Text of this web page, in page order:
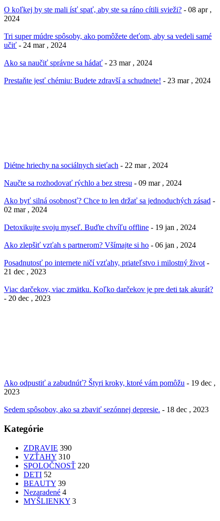
O koľkej by ste mali ísť spať, aby ste sa ráno cítili svieži? - 08 apr ,
2024
Tri super múdre spôsoby, ako pomôžete deťom, aby sa vedeli samé
učiť - 24 mar , 2024
Ako sa naučiť správne sa hádať - 23 mar , 2024
Prestaňte jesť chémiu: Budete zdravší a schudnete! - 23 mar , 2024
Diétne hriechy na sociálnych sieťach - 22 mar , 2024
Naučte sa rozhodovať rýchlo a bez stresu - 09 mar , 2024
Ako byť silná osobnosť? Chce to len držať sa jednoduchých zásad -
02 mar , 2024
Detoxikujte svoju myseľ. Buďte chvíľu offline - 19 jan , 2024
Ako zlepšiť vzťah s partnerom? Všímajte si ho - 06 jan , 2024
Posadnutosť po internete ničí vzťahy, priateľstvo i milostný život -
21 dec , 2023
Viac darčekov, viac zmätku. Koľko darčekov je pre deti tak akurát?
- 20 dec , 2023
Ako odpustiť a zabudnúť? Štyri kroky, ktoré vám pomôžu - 19 dec ,
2023
Sedem spôsobov, ako sa zbaviť sezónnej depresie. - 18 dec , 2023
Kategórie
ZDRAVIE 390
VZŤAHY 310
SPOLOČNOSŤ 220
DETI 52
BEAUTY 39
Nezaradené 4
MYŠLIENKY 3